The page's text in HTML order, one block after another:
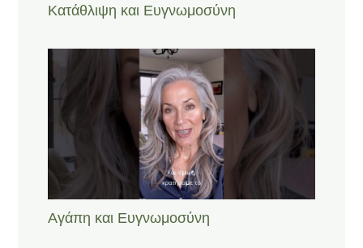
Κατάθλιψη και Ευγνωμοσύνη
Αγάπη και Ευγνωμοσύνη